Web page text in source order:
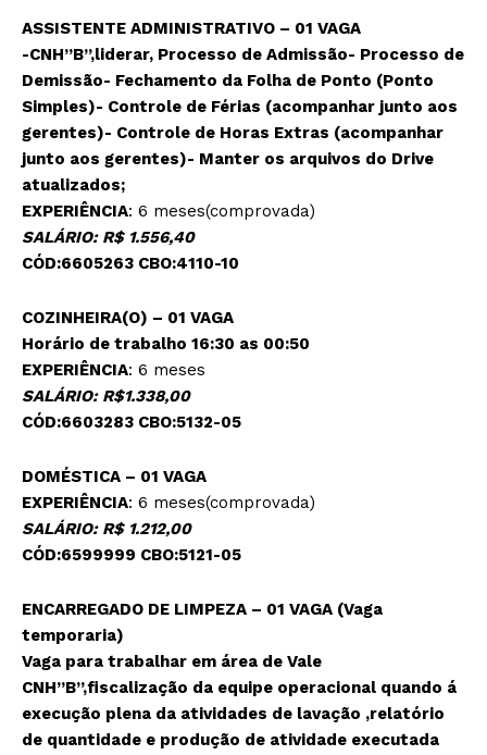
ASSISTENTE ADMINISTRATIVO – 01 VAGA
-CNH”B”,liderar, Processo de Admissão- Processo de
Demissão- Fechamento da Folha de Ponto (Ponto
Simples)- Controle de Férias (acompanhar junto aos
gerentes)- Controle de Horas Extras (acompanhar
junto aos gerentes)- Manter os arquivos do Drive
atualizados;
EXPERIÊNCIA: 6 meses(comprovada)
SALÁRIO: R$ 1.556,40
CÓD:6605263 CBO:4110-10
COZINHEIRA(O) – 01 VAGA
Horário de trabalho 16:30 as 00:50
EXPERIÊNCIA: 6 meses
SALÁRIO: R$1.338,00
CÓD:6603283 CBO:5132-05
DOMÉSTICA – 01 VAGA
EXPERIÊNCIA: 6 meses(comprovada)
SALÁRIO: R$ 1.212,00
CÓD:6599999 CBO:5121-05
ENCARREGADO DE LIMPEZA – 01 VAGA (Vaga
temporaria)
Vaga para trabalhar em área de Vale
CNH”B”,fiscalização da equipe operacional quando á
execução plena da atividades de lavação ,relatório
de quantidade e produção de atividade executada